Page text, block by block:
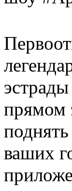
прямом
ваших